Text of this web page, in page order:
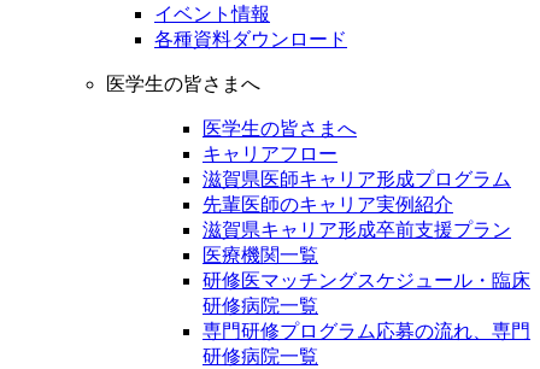
イベント情報
各種資料ダウンロード
医学生の皆さまへ
医学生の皆さまへ
キャリアフロー
滋賀県医師キャリア形成プログラム
先輩医師のキャリア実例紹介
滋賀県キャリア形成卒前支援プラン
医療機関一覧
研修医マッチングスケジュール・臨床
研修病院一覧
専門研修プログラム応募の流れ、専門
研修病院一覧